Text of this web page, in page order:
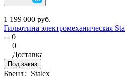
1 199 000 руб.
Гильотина электромеханическая
0
0
Доставка
Под заказ
Бренд: Stalex